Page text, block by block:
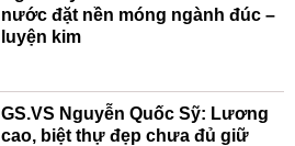
nước đặt nền móng ngành đúc –
luyện kim
GS.VS Nguyễn Quốc Sỹ: Lương
cao, biệt thự đẹp chưa đủ giữ